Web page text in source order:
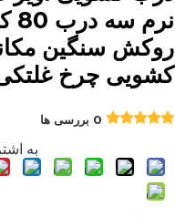
روکش سنگین
کشویی چرخ
0 بررسی ها
به